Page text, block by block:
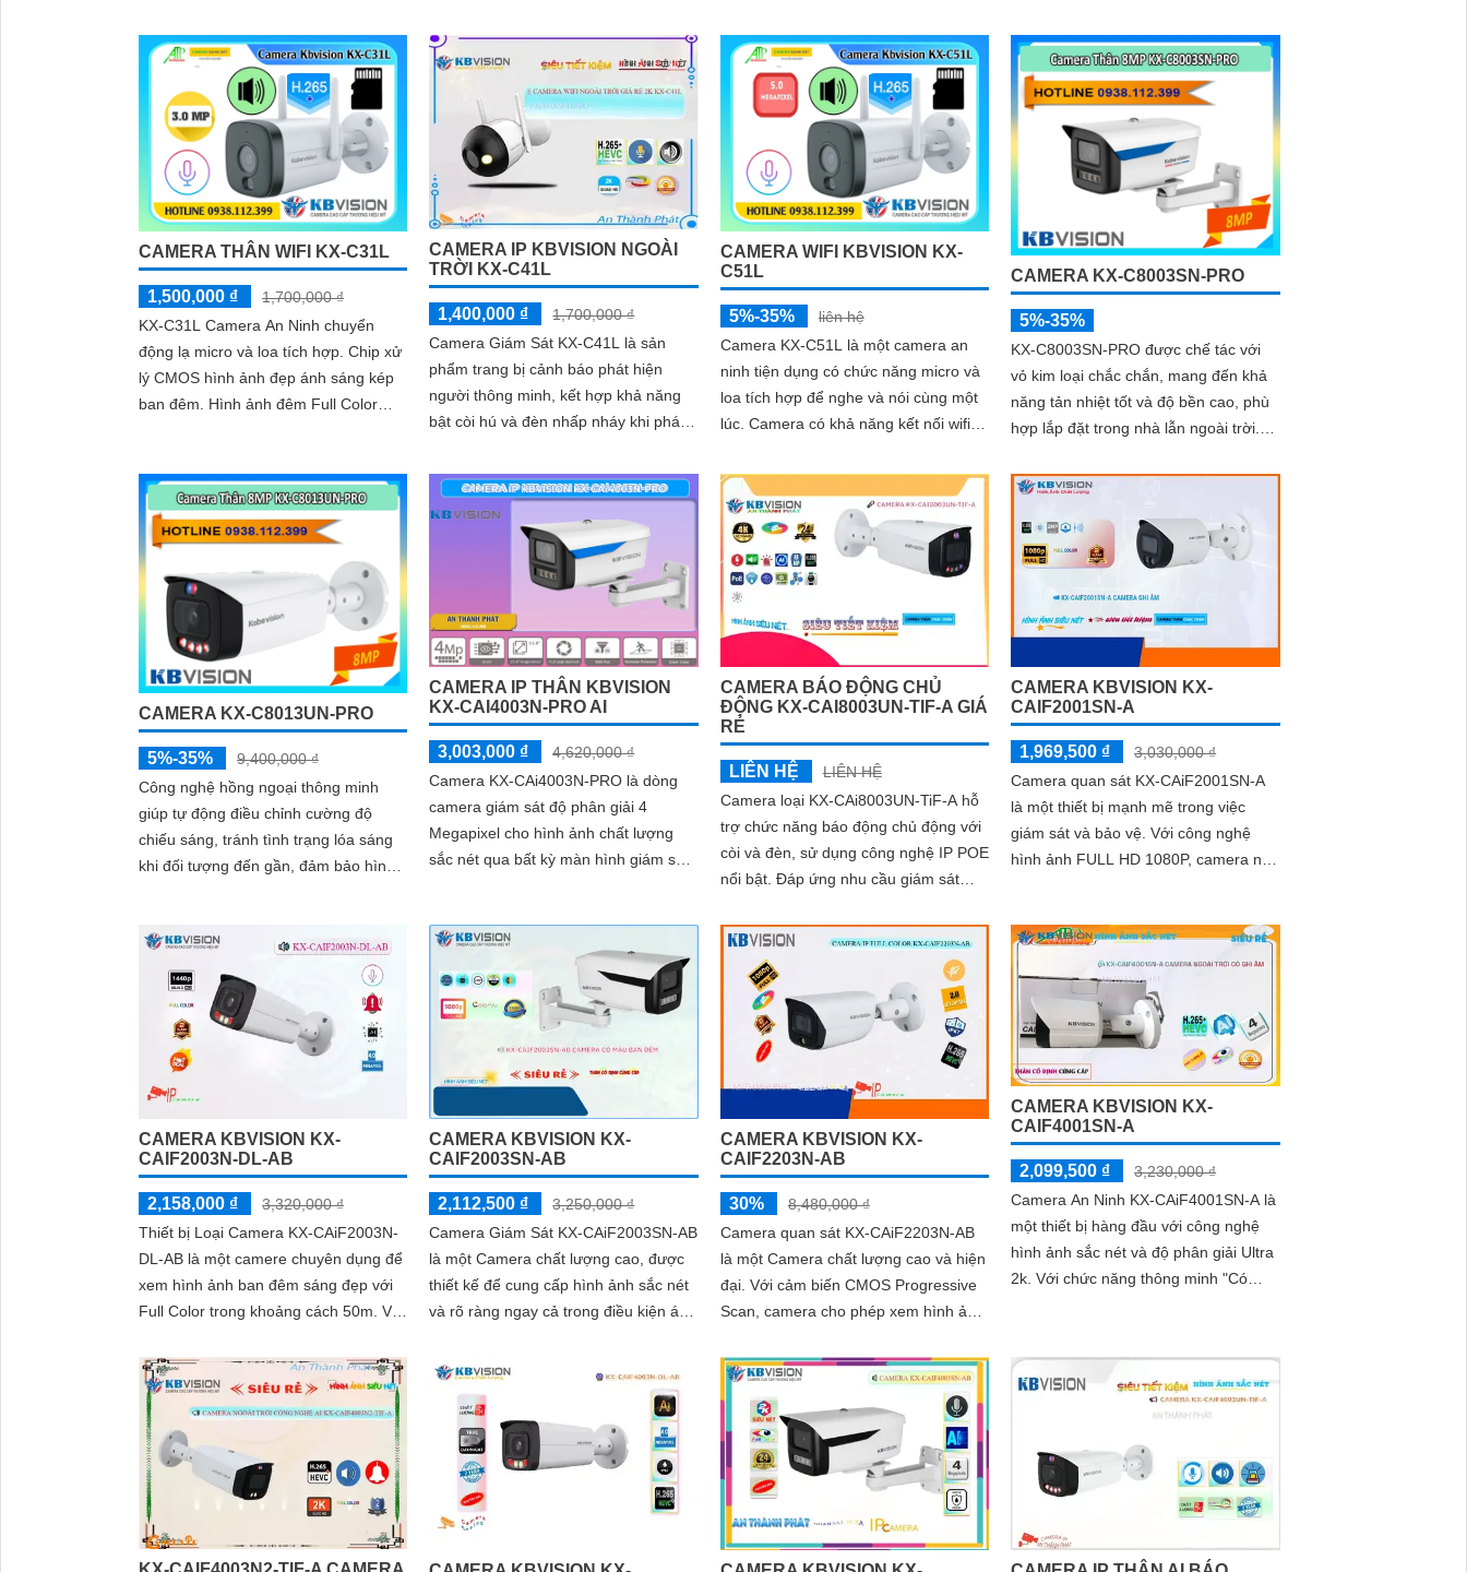
hình ảnh sắc nét và rõ ràng
tính năng...
mọi hoạt động một cách dễ dàng
CAMERA THÂN WIFI KX-C31L
1,500,000 ₫
1,700,000 ₫
KX-C31L Camera An Ninh chuyển
động lạ micro và loa tích hợp. Chip xử
lý CMOS hình ảnh đẹp ánh sáng kép
ban đêm. Hình ảnh đêm Full Color
CAMERA IP KBVISION NGOÀI
TRỜI KX-C41L
1,400,000 ₫
1,700,000 ₫
Camera Giám Sát KX-C41L là sản
phẩm trang bị cảnh báo phát hiện
người thông minh, kết hợp khả năng
bật còi hú và đèn nhấp nháy khi phát
chip xử...
CAMERA WIFI KBVISION KX-
C51L
5%-35%
liên hệ
Camera KX-C51L là một camera an
ninh tiện dụng có chức năng micro và
loa tích hợp để nghe và nói cùng một
lúc. Camera có khả năng kết nối wifi
cho hình ảnh sắc nét đến 5
CAMERA KX-C8003SN-PRO
5%-35%
KX-C8003SN-PRO được chế tác với
vỏ kim loại chắc chắn, mang đến khả
năng tản nhiệt tốt và độ bền cao, phù
hợp lắp đặt trong nhà lẫn ngoài trời.
tiết kiệm thời gian và chi phí cho người
CAMERA KX-C8013UN-PRO
5%-35%
9,400,000 ₫
Công nghệ hồng ngoại thông minh
giúp tự động điều chỉnh cường độ
chiếu sáng, tránh tình trạng lóa sáng
khi đối tượng đến gần, đảm bảo hình
chống ngược sáng DWDR giúp
camera tái tạo màu sắc chính xác và
rõ ràng trong mọi điều kiện ánh sáng
phức tạp như ngược sáng mạnh hay
thiếu sáng
CAMERA IP THÂN KBVISION
KX-CAI4003N-PRO AI
3,003,000 ₫
4,620,000 ₫
Camera KX-CAi4003N-PRO là dòng
camera giám sát độ phân giải 4
Megapixel cho hình ảnh chất lượng
sắc nét qua bất kỳ màn hình giám sát
ảo, xâm nhập và phân biệt người/xe
(SMD Plus), cùng khả năng tìm kiếm
sự kiện thông minh giúp nâng cao hiệu
quả giám sát an ninh
CAMERA BÁO ĐỘNG CHỦ
ĐỘNG KX-CAI8003UN-TIF-A GIÁ
RẺ
LIÊN HỆ
LIÊN HỆ
Camera loại KX-CAi8003UN-TiF-A hỗ
trợ chức năng báo động chủ động với
còi và đèn, sử dụng công nghệ IP POE
nổi bật. Đáp ứng nhu cầu giám sát
minh, hình ảnh chất lượng 8
CAMERA KBVISION KX-
CAIF2001SN-A
1,969,500 ₫
3,030,000 ₫
Camera quan sát KX-CAiF2001SN-A
là một thiết bị mạnh mẽ trong việc
giám sát và bảo vệ. Với công nghệ
hình ảnh FULL HD 1080P, camera này
CAMERA KBVISION KX-
CAIF2003N-DL-AB
2,158,000 ₫
3,320,000 ₫
Thiết bị Loại Camera KX-CAiF2003N-
DL-AB là một camere chuyên dụng để
xem hình ảnh ban đêm sáng đẹp với
Full Color trong khoảng cách 50m. Với
CAMERA KBVISION KX-
CAIF2003SN-AB
2,112,500 ₫
3,250,000 ₫
Camera Giám Sát KX-CAiF2003SN-AB
là một Camera chất lượng cao, được
thiết kế để cung cấp hình ảnh sắc nét
và rõ ràng ngay cả trong điều kiện ánh
CAMERA KBVISION KX-
CAIF2203N-AB
30%
8,480,000 ₫
Camera quan sát KX-CAiF2203N-AB
là một Camera chất lượng cao và hiện
đại. Với cảm biến CMOS Progressive
Scan, camera cho phép xem hình ảnh
như ban ngày trong khoảng cách lên
CAMERA KBVISION KX-
CAIF4001SN-A
2,099,500 ₫
3,230,000 ₫
Camera An Ninh KX-CAiF4001SN-A là
một thiết bị hàng đầu với công nghệ
hình ảnh sắc nét và độ phân giải Ultra
2k. Với chức năng thông minh "Có
kiện thiếu ánh sáng